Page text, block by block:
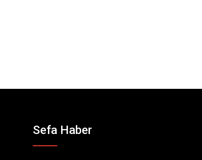
Sefa Haber